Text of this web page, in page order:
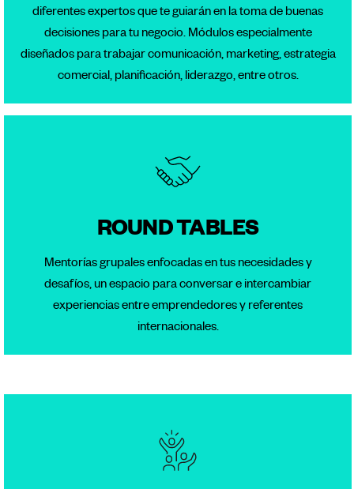
diferentes expertos que te guiarán en la toma de buenas
decisiones para tu negocio. Módulos especialmente
diseñados para trabajar comunicación, marketing, estrategia
comercial, planificación, liderazgo, entre otros.
ROUND TABLES
Mentorías grupales enfocadas en tus necesidades y
desafíos, un espacio para conversar e intercambiar
experiencias entre emprendedores y referentes
internacionales.